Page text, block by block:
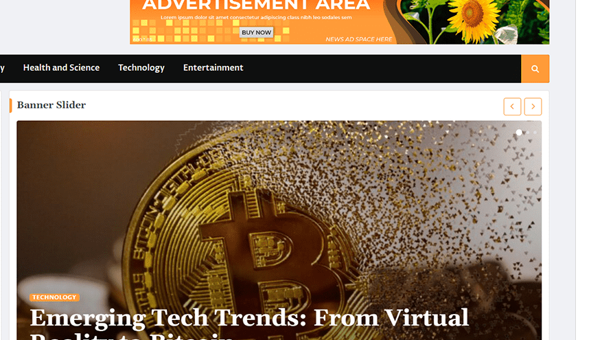
這是Ace News的子佈景主題。
版本
1.0.3
2026 年 8 月 3 日
5.0
PHP 版本需求
8.0
佈景主題首頁